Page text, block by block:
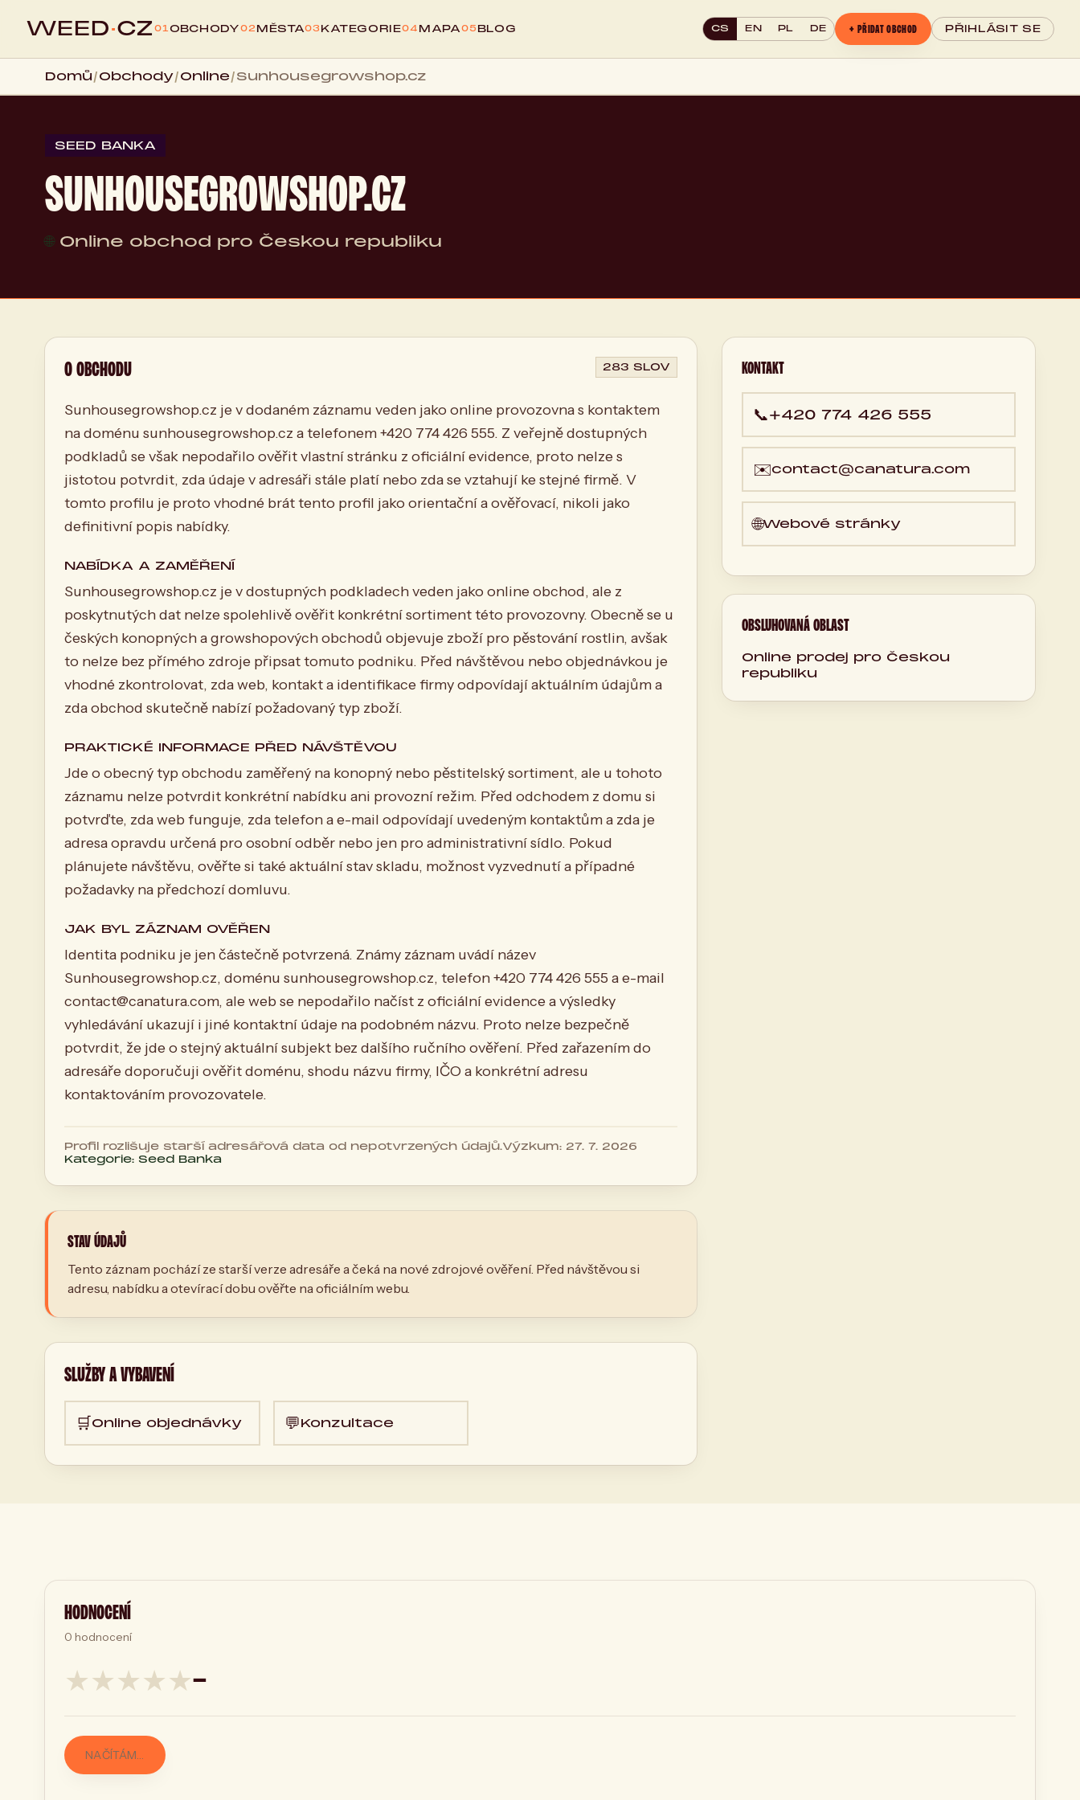
WEED·CZ 01OBCHODY02 MĚSTA03 KATEGORIE04 MAPA05 BLOG CS EN PL DE + PŘIDAT OBCHOD PŘIHLÁSIT SE
Domů/Obchody/Online/Sunhousegrowshop.cz
SEED BANKA
SUNHOUSEGROWSHOP.CZ
🌐Online obchod pro Českou republiku
O OBCHODU 283 SLOV
Sunhousegrowshop.cz je v dodaném záznamu veden jako online provozovna s kontaktem
na doménu sunhousegrowshop.cz a telefonem +420 774 426 555. Z veřejně dostupných
podkladů se však nepodařilo ověřit vlastní stránku z oficiální evidence, proto nelze s
jistotou potvrdit, zda údaje v adresáři stále platí nebo zda se vztahují ke stejné firmě. V
tomto profilu je proto vhodné brát tento profil jako orientační a ověřovací, nikoli jako
definitivní popis nabídky.
NABÍDKA A ZAMĚŘENÍ
Sunhousegrowshop.cz je v dostupných podkladech veden jako online obchod, ale z
poskytnutých dat nelze spolehlivě ověřit konkrétní sortiment této provozovny. Obecně se u
českých konopných a growshopových obchodů objevuje zboží pro pěstování rostlin, avšak
to nelze bez přímého zdroje připsat tomuto podniku. Před návštěvou nebo objednávkou je
vhodné zkontrolovat, zda web, kontakt a identifikace firmy odpovídají aktuálním údajům a
zda obchod skutečně nabízí požadovaný typ zboží.
PRAKTICKÉ INFORMACE PŘED NÁVŠTĚVOU
Jde o obecný typ obchodu zaměřený na konopný nebo pěstitelský sortiment, ale u tohoto
záznamu nelze potvrdit konkrétní nabídku ani provozní režim. Před odchodem z domu si
potvrďte, zda web funguje, zda telefon a e-mail odpovídají uvedeným kontaktům a zda je
adresa opravdu určená pro osobní odběr nebo jen pro administrativní sídlo. Pokud
plánujete návštěvu, ověřte si také aktuální stav skladu, možnost vyzvednutí a případné
požadavky na předchozí domluvu.
JAK BYL ZÁZNAM OVĚŘEN
Identita podniku je jen částečně potvrzená. Známy záznam uvádí název
Sunhousegrowshop.cz, doménu sunhousegrowshop.cz, telefon +420 774 426 555 a e-mail
contact@canatura.com, ale web se nepodařilo načíst z oficiální evidence a výsledky
vyhledávání ukazují i jiné kontaktní údaje na podobném názvu. Proto nelze bezpečně
potvrdit, že jde o stejný aktuální subjekt bez dalšího ručního ověření. Před zařazením do
adresáře doporučuji ověřit doménu, shodu názvu firmy, IČO a konkrétní adresu
kontaktováním provozovatele.
Profil rozlišuje starší adresářová data od nepotvrzených údajů.Výzkum: 27. 7. 2026
Kategorie: Seed Banka
STAV ÚDAJŮ
Tento záznam pochází ze starší verze adresáře a čeká na nové zdrojové ověření. Před návštěvou si
adresu, nabídku a otevírací dobu ověřte na oficiálním webu.
SLUŽBY A VYBAVENÍ
🛒Online objednávky 💬Konzultace
KONTAKT
📞+420 774 426 555
✉️contact@canatura.com
🌐Webové stránky
OBSLUHOVANÁ OBLAST
Online prodej pro Českou
republiku
HODNOCENÍ
0 hodnocení
★★★★★—
NAČÍTÁM…